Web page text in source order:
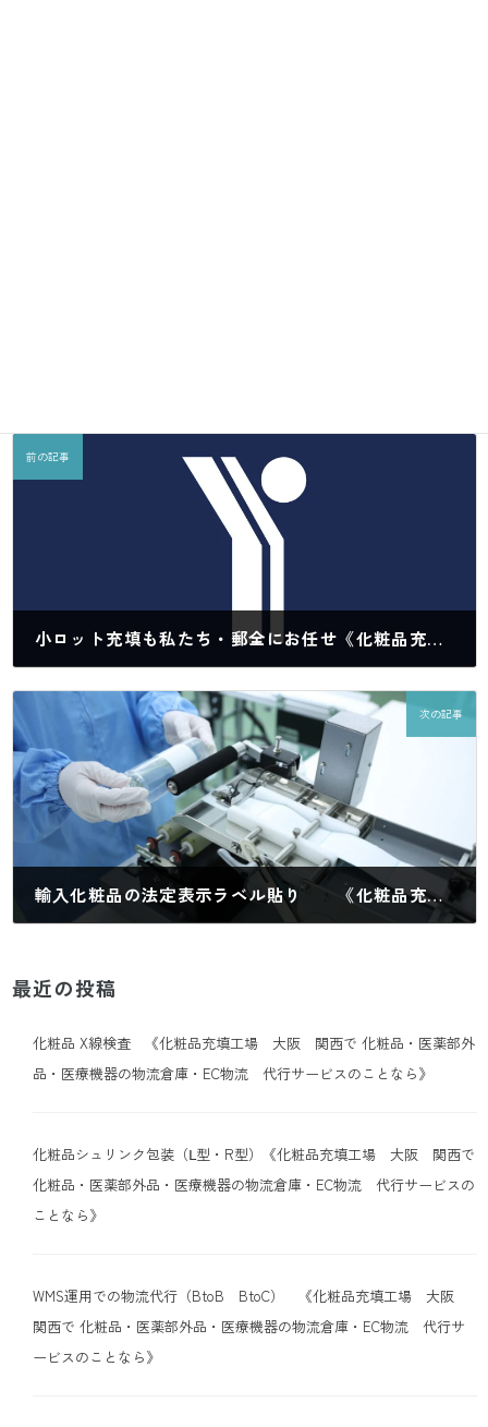
前の記事
小ロット充填も私たち・郵全にお任せ《化粧品充填工場 大阪 関西で 化粧品・医薬部外品・医療機器の物流倉庫・EC物流 代行サービスのことなら》
次の記事
輸入化粧品の法定表示ラベル貼り 《化粧品充填工場 大阪 関西で 化粧品・医薬部外品・医療機器の物流倉庫・EC物流 代行サービスのことなら》
最近の投稿
化粧品 X線検査 《化粧品充填工場 大阪 関西で 化粧品・医薬部外
品・医療機器の物流倉庫・EC物流 代行サービスのことなら》
化粧品シュリンク包装（Ⅼ型・R型）《化粧品充填工場 大阪 関西で
化粧品・医薬部外品・医療機器の物流倉庫・EC物流 代行サービスの
ことなら》
WMS運用での物流代行（BtoB BtoC） 《化粧品充填工場 大阪
関西で 化粧品・医薬部外品・医療機器の物流倉庫・EC物流 代行サ
ービスのことなら》